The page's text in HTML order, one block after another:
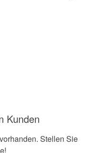
Kunden
Stellen Sie